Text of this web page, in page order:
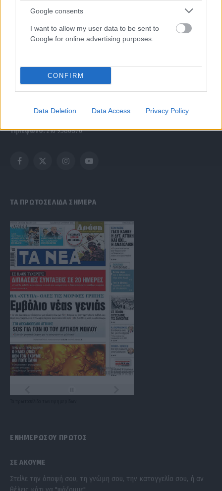
Google consents
I want to allow my user data to be sent to
Google for online advertising purposes.
CONFIRM
Data Deletion Data Access Privacy Policy
Η εταιρεία με την επωνυμία “POLITICAL MEDIA GROUP A.E.” και κατ’
επέκταση η ιστοσελίδα που κατέχει αυτή “www.paraskhnio.gr”
συμμορφώνονται με τη Σύσταση (ΕΕ) 2018/334 της Επιτροπής της 1ης
Τηλέφωνο:210 9580876
Facebook
X
InstagramYouTube
ΤΑ ΠΡΩΤΟΣΕΛΙΔΑ ΣΗΜΕΡΑ
ΕΝΗΜΕΡΩΣΟΥ ΠΡΩΤΟΣ
ΣΕ ΑΚΟΥΜΕ
Στείλε την άποψή σου, τη γνώμη σου, την καταγγελία σου, ή αν